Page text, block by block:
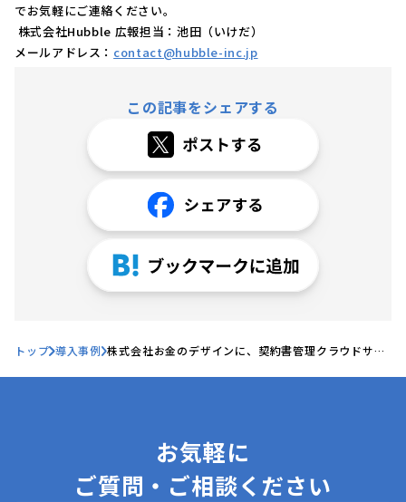
でお気軽にご連絡ください。
株式会社Hubble 広報担当：池田（いけだ）
メールアドレス： contact@hubble-inc.jp
この記事をシェアする
トップ 導入事例 株式会社お金のデザインに、契約書管理クラウドサー
お気軽に
ご質問・ご相談ください